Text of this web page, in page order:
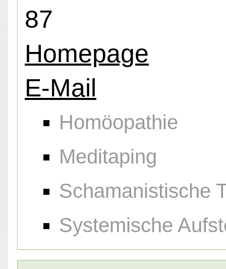
87
Homepage
E-Mail
Homöopathie
Meditaping
Schamanistische
Systemische